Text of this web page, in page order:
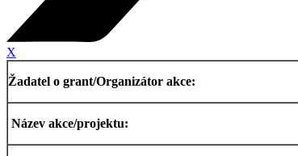
X
Žadatel o grant/Organizátor akce:
Název akce/projektu: